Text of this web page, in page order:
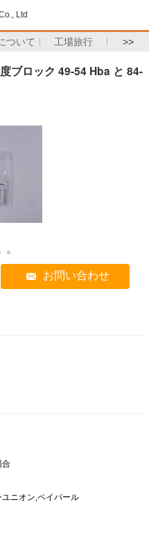
Ltd
ついて 工場旅行 >>
ブロック 49-54 Hba と 84-
お問い合わせ
合
ユニオン,ペイパール